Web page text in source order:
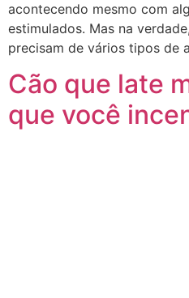
acontecendo mesmo com
estimulados. Mas na
precisam de vários tipos de
Cão que late
que você